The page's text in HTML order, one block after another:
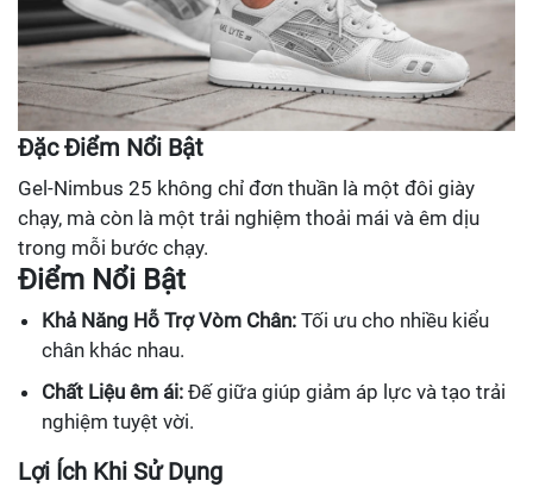
Đặc Điểm Nổi Bật
Gel-Nimbus 25 không chỉ đơn thuần là một đôi giày
chạy, mà còn là một trải nghiệm thoải mái và êm dịu
trong mỗi bước chạy.
Điểm Nổi Bật
Khả Năng Hỗ Trợ Vòm Chân: Tối ưu cho nhiều kiểu
chân khác nhau.
Chất Liệu êm ái: Đế giữa giúp giảm áp lực và tạo trải
nghiệm tuyệt vời.
Lợi Ích Khi Sử Dụng